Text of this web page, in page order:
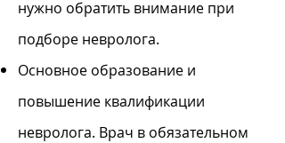
нужно обратить внимание при
подборе невролога.​
Основное образование и
повышение квалификации
невролога. Врач в обязательном